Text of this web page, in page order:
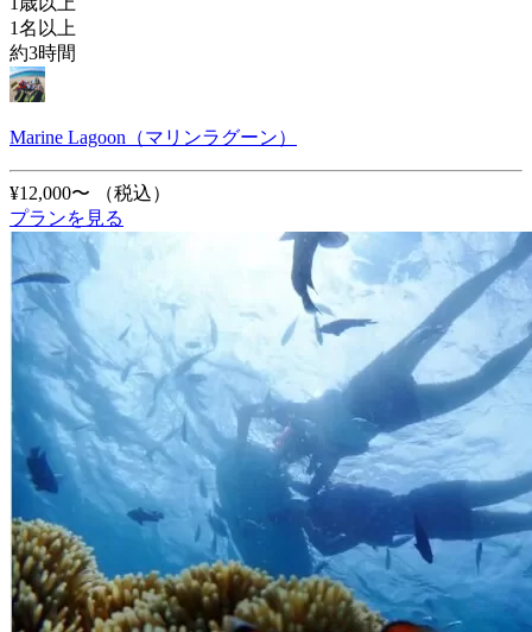
1名以上
約3時間
Marine Lagoon（マリンラグーン）
¥12,000〜
（税込）
プランを見る